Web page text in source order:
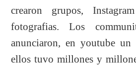
crearon grupos,
fotografias. Los
anunciaron, en youtube
ellos tuvo millones y